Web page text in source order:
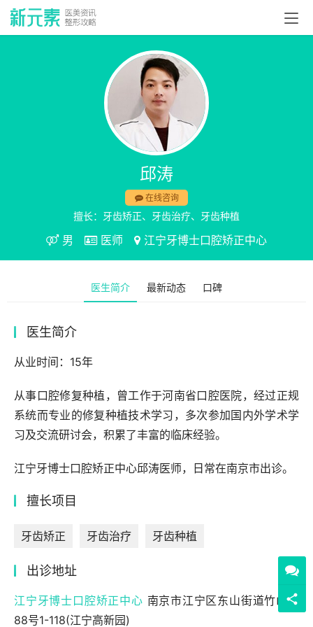
邱涛
在线咨询
擅长：牙齿矫正、牙齿治疗、牙齿种植
男 医师 江宁牙博士口腔矫正中心
医生简介 最新动态 口碑
医生简介
从业时间：15年
从事口腔修复种植，曾工作于河南省口腔医院，经过正规
系统而专业的修复种植技术学习，多次参加国内外学术学
习及交流研讨会，积累了丰富的临床经验。
江宁牙博士口腔矫正中心邱涛医师，日常在南京市出诊。
擅长项目
牙齿矫正 牙齿治疗 牙齿种植
出诊地址
江宁牙博士口腔矫正中心 南京市江宁区东山街道竹山路
88号1-118(江宁高新园)